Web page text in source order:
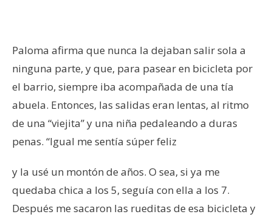
Paloma afirma que nunca la dejaban salir sola a
ninguna parte, y que, para pasear en bicicleta por
el barrio, siempre iba acompañada de una tía
abuela. Entonces, las salidas eran lentas, al ritmo
de una “viejita” y una niña pedaleando a duras
penas. “Igual me sentía súper feliz
y la usé un montón de años. O sea, si ya me
quedaba chica a los 5, seguía con ella a los 7.
Después me sacaron las rueditas de esa bicicleta y